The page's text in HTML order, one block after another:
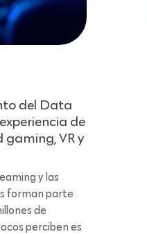
del Data
de
gaming, VR y
y las
forman parte
de
perciben es